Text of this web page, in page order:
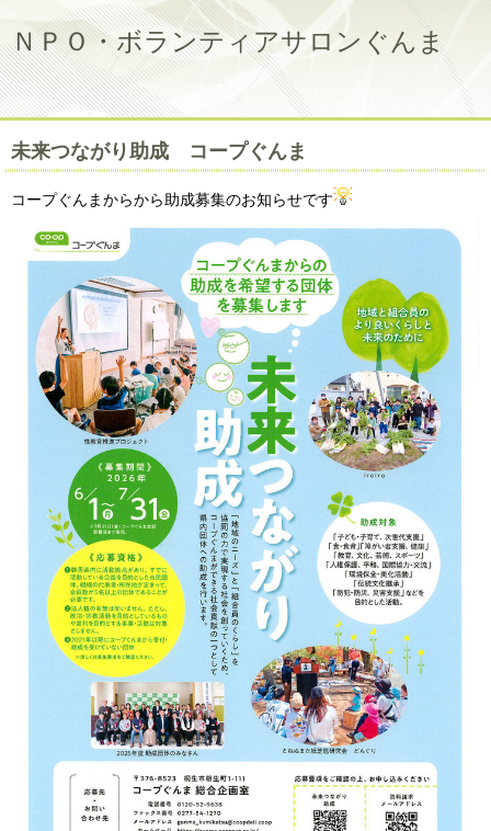
ＮＰＯ・ボランティアサロンぐんま
未来つながり助成 コープぐんま
コープぐんまからから助成募集のお知らせです